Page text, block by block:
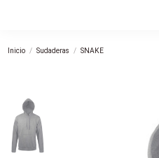
Inicio Sudaderas SNAKE